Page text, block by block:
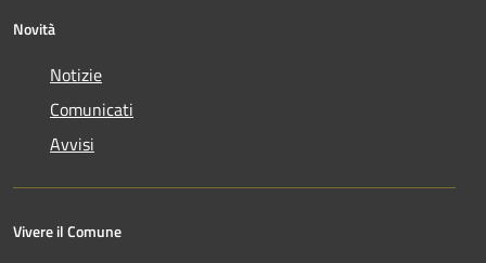
Novità
Notizie
Comunicati
Avvisi
Vivere il Comune